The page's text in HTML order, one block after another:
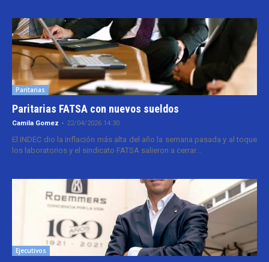
Paritarias
Paritarias FATSA con nuevos sueldos
Camila Gomez - 22/04/2026 14:30
El INDEC dio la inflación más alta del año la semana pasada y al toque
los laboratorios y el sindicato FATSA salieron a cerrar...
Ejecutivos